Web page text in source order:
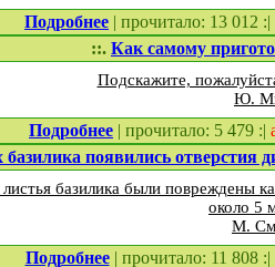
Подробнее | прочитало: 13 012 :|
::. Как самому
Подскажите,
Ю.
Подробнее | прочитало: 5 479 :|
базилика появились отверстия
базилика были повреждены
около 5
М.
Подробнее| прочитало: 11 808 :|